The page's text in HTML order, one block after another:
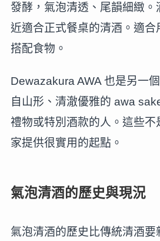
發酵，氣泡清透、尾韻細緻。
近適合正式餐桌的清酒。適合
搭配食物。
Dewazakura AWA 也是另一
自山形、清澈優雅的 awa
禮物或特別酒款的人。這些不
家提供很實用的起點。
氣泡清酒的歷史與現況
氣泡清酒的歷史比傳統清酒要